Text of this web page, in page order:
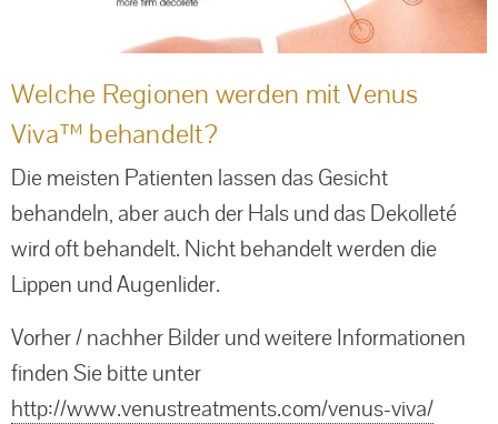
Welche Regionen werden mit Venus
Viva™ behandelt?
Die meisten Patienten lassen das Gesicht
behandeln, aber auch der Hals und das Dekolleté
wird oft behandelt. Nicht behandelt werden die
Lippen und Augenlider.
Vorher / nachher Bilder und weitere Informationen
finden Sie bitte unter
http://www.venustreatments.com/venus-viva/